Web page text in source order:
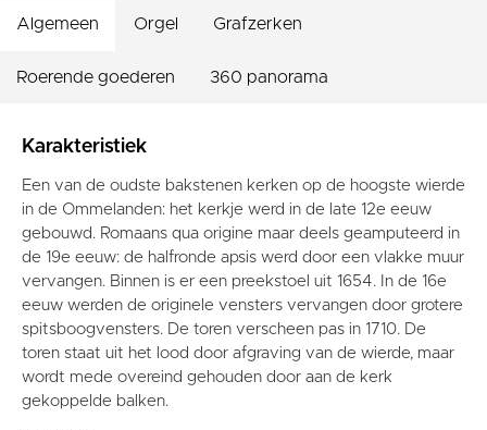
Contact
Algemeen Orgel Grafzerken
Roerende goederen 360 panorama
Karakteristiek
Een van de oudste bakstenen kerken op de hoogste wierde
in de Ommelanden: het kerkje werd in de late 12e eeuw
gebouwd. Romaans qua origine maar deels geamputeerd in
de 19e eeuw: de halfronde apsis werd door een vlakke muur
vervangen. Binnen is er een preekstoel uit 1654. In de 16e
eeuw werden de originele vensters vervangen door grotere
spitsboogvensters. De toren verscheen pas in 1710. De
toren staat uit het lood door afgraving van de wierde, maar
wordt mede overeind gehouden door aan de kerk
gekoppelde balken.